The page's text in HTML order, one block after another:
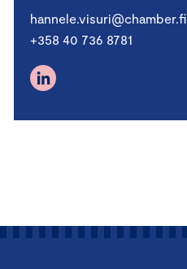
hannele.visuri@chamber.fi
+358 40 736 8781